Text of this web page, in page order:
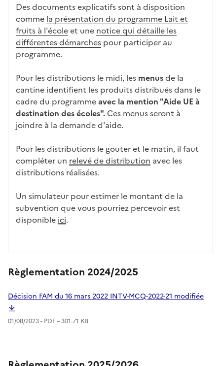
Des documents explicatifs sont à disposition
comme la présentation du programme Lait et
fruits à l'écoleet une notice qui détaille les
différentes démarches pour participer au
programme.
Pour les distributions le midi, les menusde la
cantine identifient les produits distribués dans le
cadre du programmeavec la mention "Aide UE à
destination des écoles". Ces menus seront à
joindre à la demande d'aide.
Pour les distributions le gouter et le matin, il faut
compléter un relevé de distribution avec les
distributions réalisées.
Un simulateur pour estimer le montant de la
subvention que vous pourriez percevoir est
disponible ici.
Règlementation 2024/2025
Décision FAM du 16 mars 2022 INTV-MCQ-2022-21 modifiée
01/08/2023 - PDF– 301.71 KB